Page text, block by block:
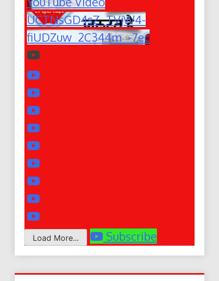
UCTNsGD4sZ_TVjW4-
fiUDZuw_2C344m_-7ec
Load More... Subscribe